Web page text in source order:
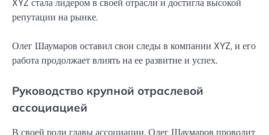
XYZ стала лидером в своей отрасли и достигла высокой
репутации на рынке.
Олег Шаумаров оставил свои следы в компании XYZ, и его
работа продолжает влиять на ее развитие и успех.
Руководство крупной отраслевой
ассоциацией